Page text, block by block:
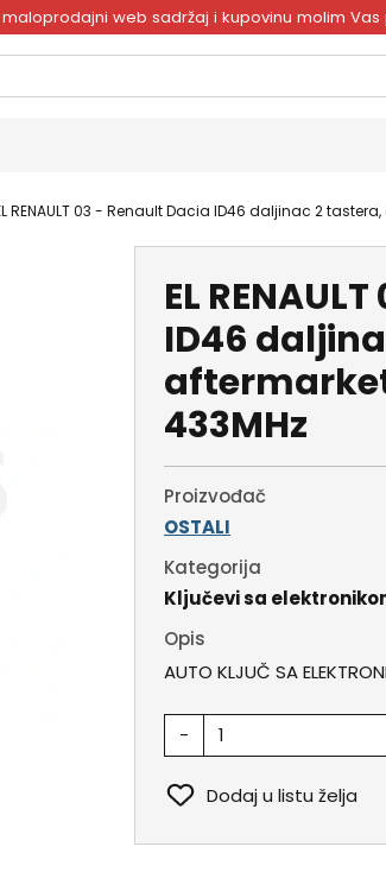
web sadržaj i kupovinu molim
RENAULT 03 - Renault Dacia ID46 daljinac 2
EL
ID46
433MHz
Proizvođač
OSTALI
Kategorija
Ključevi sa
Opis
AUTO KLJUČ SA
-
Dodaj u listu želja